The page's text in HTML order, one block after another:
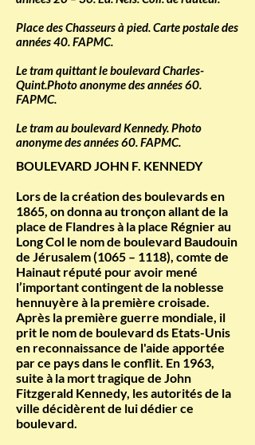
Place des Chasseurs à pied. Carte postale des
années 40. FAPMC.
Le tram quittant le boulevard Charles-
Quint.Photo anonyme des années 60.
FAPMC.
Le tram au boulevard Kennedy. Photo
anonyme des années 60. FAPMC.
BOULEVARD JOHN F. KENNEDY
Lors de la création des boulevards en
1865, on donna au tronçon allant de la
place de Flandres à la place Régnier au
Long Col le nom de boulevard Baudouin
de Jérusalem (1065 – 1118), comte de
Hainaut réputé pour avoir mené
l’important contingent de la noblesse
hennuyère à la première croisade.
Après la première guerre mondiale, il
prit le nom de boulevard ds Etats-Unis
en reconnaissance de l'aide apportée
par ce pays dans le conflit. En 1963,
suite à la mort tragique de John
Fitzgerald Kennedy, les autorités de la
ville décidèrent de lui dédier ce
boulevard.